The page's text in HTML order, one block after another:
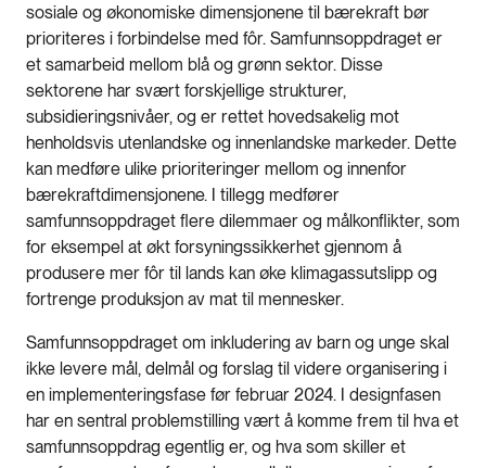
sosiale og økonomiske dimensjonene til bærekraft bør
prioriteres i forbindelse med fôr. Samfunnsoppdraget er
et samarbeid mellom blå og grønn sektor. Disse
sektorene har svært forskjellige strukturer,
subsidieringsnivåer, og er rettet hovedsakelig mot
henholdsvis utenlandske og innenlandske markeder. Dette
kan medføre ulike prioriteringer mellom og innenfor
bærekraftdimensjonene. I tillegg medfører
samfunnsoppdraget flere dilemmaer og målkonflikter, som
for eksempel at økt forsyningssikkerhet gjennom å
produsere mer fôr til lands kan øke klimagassutslipp og
fortrenge produksjon av mat til mennesker.
Samfunnsoppdraget om inkludering av barn og unge skal
ikke levere mål, delmål og forslag til videre organisering i
en implementeringsfase før februar 2024. I designfasen
har en sentral problemstilling vært å komme frem til hva et
samfunnsoppdrag egentlig er, og hva som skiller et